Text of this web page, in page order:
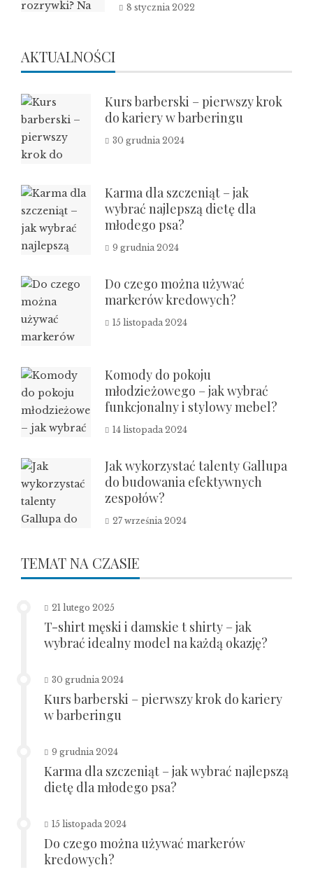
8 stycznia 2022
AKTUALNOŚCI
Kurs barberski – pierwszy krok
do kariery w barberingu
30 grudnia 2024
Karma dla szczeniąt – jak
wybrać najlepszą dietę dla
młodego psa?
9 grudnia 2024
Do czego można używać
markerów kredowych?
15 listopada 2024
Komody do pokoju
młodzieżowego – jak wybrać
funkcjonalny i stylowy mebel?
14 listopada 2024
Jak wykorzystać talenty Gallupa
do budowania efektywnych
zespołów?
27 września 2024
TEMAT NA CZASIE
21 lutego 2025
T-shirt męski i damskie t shirty – jak
wybrać idealny model na każdą okazję?
30 grudnia 2024
Kurs barberski – pierwszy krok do kariery
w barberingu
9 grudnia 2024
Karma dla szczeniąt – jak wybrać najlepszą
dietę dla młodego psa?
15 listopada 2024
Do czego można używać markerów
kredowych?